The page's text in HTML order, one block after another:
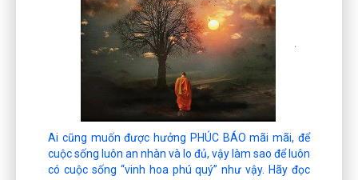
Ai cũng muốn được hưởng PHÚC BÁO mãi mãi, để
cuộc sống luôn an nhàn và lo đủ, vậy làm sao để luôn
có cuộc sống “vinh hoa phú quý” như vậy. Hãy đọc